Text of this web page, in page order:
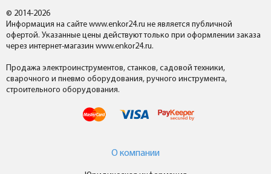
© 2014-2026
Информация на сайте www.enkor24.ru не является публичной
офертой. Указанные цены действуют только при оформлении заказа
через интернет-магазин www.enkor24.ru.
Продажа электроинструментов, станков, садовой техники,
сварочного и пневмо оборудования, ручного инструмента,
строительного оборудования.
О компании